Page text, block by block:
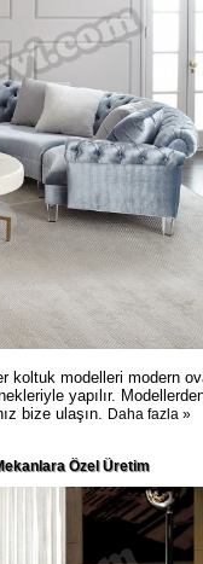
koltuk modelleri modern
yapılır.
bize ulaşın. Daha fazla »
Özel Üretim